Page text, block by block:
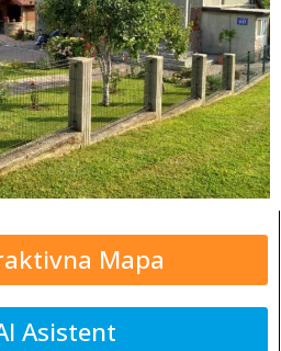
Mapa
Asistent